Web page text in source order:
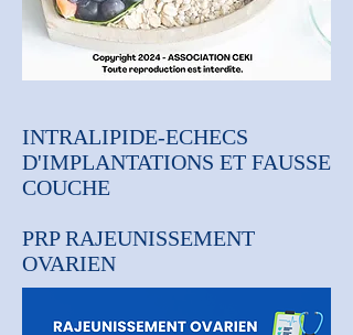
INTRALIPIDE-ECHECS
D'IMPLANTATIONS ET FAUSSE
COUCHE
PRP RAJEUNISSEMENT
OVARIEN